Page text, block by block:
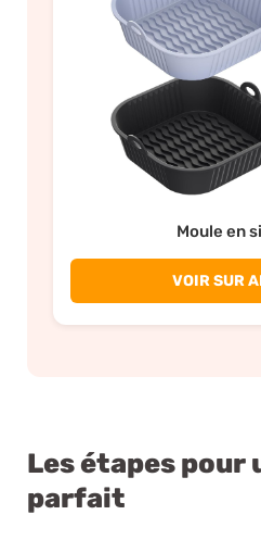
Moule en
VOIR SUR
Les étapes pour
parfait